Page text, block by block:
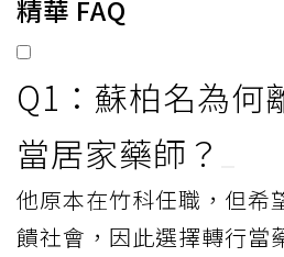
精華 FAQ
Q1：蘇柏名為何
當居家藥師？
他原本在竹科任職，但希
饋社會，因此選擇轉行當